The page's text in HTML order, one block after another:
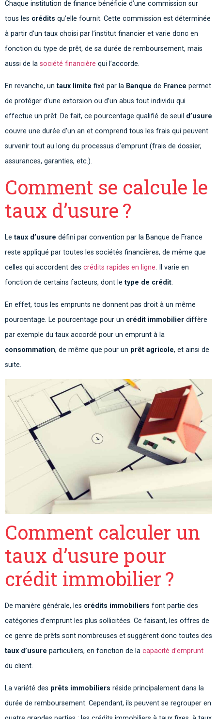
Chaque institution de finance bénéficie d’une commission sur
tous les crédits qu’elle fournit. Cette commission est déterminée
à partir d’un taux choisi par l’institut financier et varie donc en
fonction du type de prêt, de sa durée de remboursement, mais
aussi de la société financière qui l’accorde.
En revanche, untaux limite fixé par la Banque de France permet
de protéger d’une extorsion ou d’un abus tout individu qui
effectue un prêt. De fait, ce pourcentage qualifié de seuil d’usure
couvre une durée d’un an et comprend tous les frais qui peuvent
survenir tout au long du processus d’emprunt (frais de dossier,
assurances, garanties, etc.).
Comment se calcule le
taux d’usure ?
Letaux d’usure défini par convention par la Banque de France
reste appliqué par toutes les sociétés financières, de même que
celles qui accordent des crédits rapides en ligne. Il varie en
fonction de certains facteurs, dont letype de crédit.
En effet, tous les emprunts ne donnent pas droit à un même
pourcentage. Le pourcentage pour un crédit immobilier diffère
par exemple du taux accordé pour un emprunt à la
consommation, de même que pour un prêt agricole, et ainsi de
suite.
Comment calculer un
taux d’usure pour
crédit immobilier ?
De manière générale, les crédits immobiliers font partie des
catégories d’emprunt les plus sollicitées. Ce faisant, les offres de
ce genre de prêts sont nombreuses et suggèrent donc toutes des
taux d’usure particuliers, en fonction de la capacité d’emprunt
du client.
La variété des prêts immobiliers réside principalement dans la
durée de remboursement. Cependant, ils peuvent se regrouper en